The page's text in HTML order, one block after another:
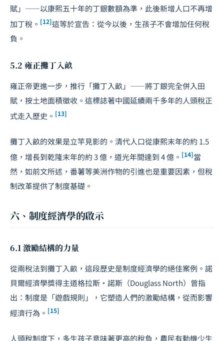
賦」——以康熙五十年的丁銀數額為準，此後新增人口不再增
加丁稅。 [12]這等於宣告：從今以後，生孩子不會增加任何稅
負。
5.2 雍正攤丁入畝
雍正帝更進一步，推行「攤丁入畝」——將丁銀完全併入田
賦，按土地面積徵收。這標誌著中國延續兩千多年的人頭稅正
式走入歷史。 [13]
攤丁入畝的效果是立竿見影的。清代人口從康熙末年的約 1.5
億，增長到乾隆末年的約 3 億，道光年間達到 4 億。 [14]當
然，如前文所述，番薯等美洲作物的引進也是重要因素，但稅
制改革提供了制度基礎。
六、制度經濟學的啟示
6.1 激勵結構的力量
從兩稅法到攤丁入畝，這段歷史是制度經濟學的絕佳案例。諾
貝爾經濟學獎得主道格拉斯·諾斯（Douglass North）曾指
出：制度是「遊戲規則」，它塑造人們的激勵結構，從而影響
經濟行為。 [15]
人頭稅制度下，多生孩子意味著更高的稅負，農民有動機少生